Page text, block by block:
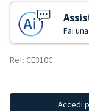
Fai
Ref: CE310C
Accedi